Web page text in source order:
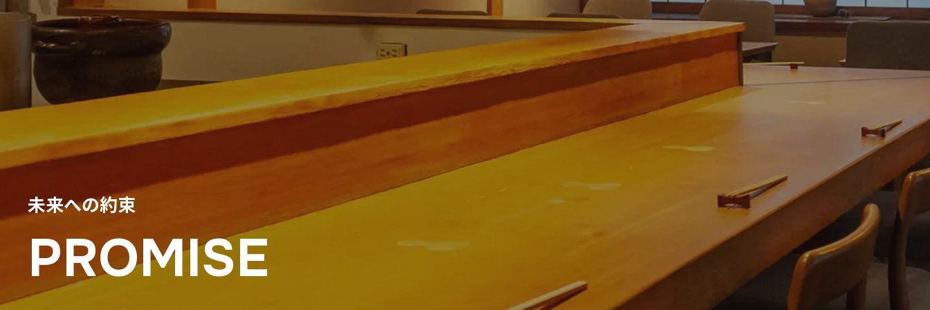
未来への約束
PROMISE